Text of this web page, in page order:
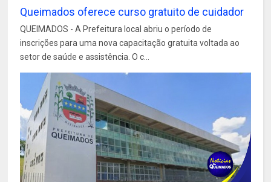
Queimados oferece curso gratuito de cuidador
QUEIMADOS - A Prefeitura local abriu o período de
inscrições para uma nova capacitação gratuita voltada ao
setor de saúde e assistência. O c...